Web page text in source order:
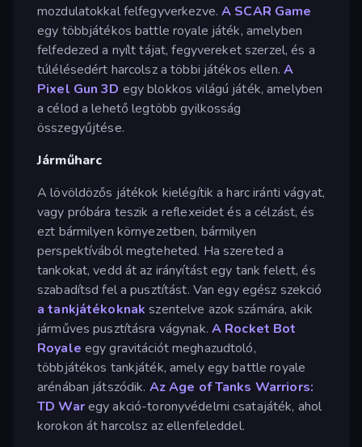
mozdulatokkal felfegyverkezve.A SCAR Game
egy többjátékos battle royale játék, amelyben
felfedezed a nyílt tájat, fegyvereket szerzel, és a
túlélésedért harcolsz a többi játékos ellen. A
Pixel Gun 3D egy blokkos világú játék, amelyben
a célod a lehető legtöbb gyilkosság
összegyűjtése.
Járműharc
A lövöldözős játékok kielégítik a harc iránti vágyat,
vagy próbára teszik a reflexeidet és a célzást, és
ezt bármilyen környezetben, bármilyen
perspektívából megteheted. Ha szereted a
tankokat, vedd át az irányítást egy tank felett, és
szabadítsd fel a pusztítást. Van egy egész szekció
a tankjátékoknak szentelve azok számára, akik
járműves pusztításra vágynak. A Rocket Bot
Royale egy gravitációt meghazudtoló,
többjátékos tankjáték, amely egy battle royale
arénában játszódik. Az Age of Tanks Warriors:
TD Waregy akció-toronyvédelmi csatajáték, ahol
korokon át harcolsz az ellenfeleddel.